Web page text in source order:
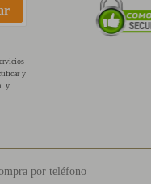
y
y
por teléfono